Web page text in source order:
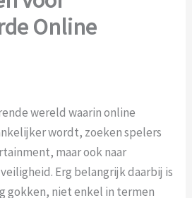
Online
wereld waarin online
wordt, zoeken spelers
maar ook naar
Erg belangrijk daarbij is
gokken, niet enkel in termen